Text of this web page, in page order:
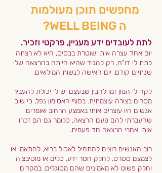
מחפשים תוכן מעולמות
ה WELL BEING?
לתת לעובדים ידע מעניין, פרקטי וזכיר.
יום אחד עצרה אותי שוטרת בבסיס, היא לא רצתה
לתת לי דו"ח, רק להגיד שהיא הייתה בהרצאה שלי
שנתיים קודם, יום האישה לנשות המילואים.
לקח לי המון זמן להבין שבעצם יש לי יכולת להעביר
מסרים בצורה עוצמתית. בסוף האסימון נפל, כי שוב
אנשים היו עוצרים אותי באמצע הרחוב ואומרים
שהעברתי להם פעם הרצאה, כלומר גם הם זכרו
אותי אחרי הרצאה חד פעמית.
רוב האנשים רוצים להתחיל לאכול בריא, להתאמן או
לצמצם סטרס. לחלק חסר ידע, כלים או מוטיבציה
וחלק פשוט לא מאמינים שהם מסוגלים. במקרים